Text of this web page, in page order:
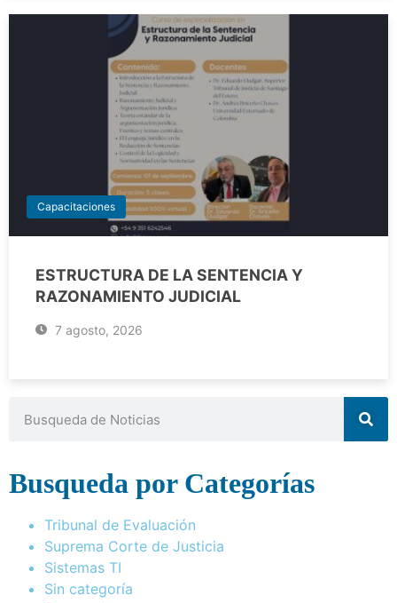
Capacitaciones
ESTRUCTURA DE LA SENTENCIA Y
RAZONAMIENTO JUDICIAL
7 agosto, 2026
Busqueda por Categorías
Tribunal de Evaluación
Suprema Corte de Justicia
Sistemas TI
Sin categoría